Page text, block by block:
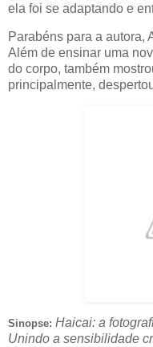
ela foi se adaptando e
Parabéns para a autora,
Além de ensinar uma
do corpo, também
principalmente,
Sinopse: Haicai: a
Unindo a sensibilidade